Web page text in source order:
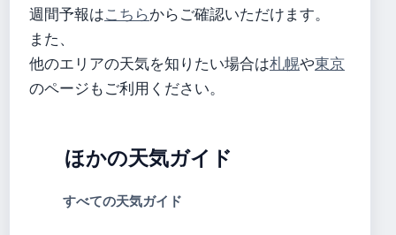
週間予報はこちらからご確認いただけます。
また、
他のエリアの天気を知りたい場合は札幌や東京
のページもご利用ください。
ほかの天気ガイド
すべての天気ガイド